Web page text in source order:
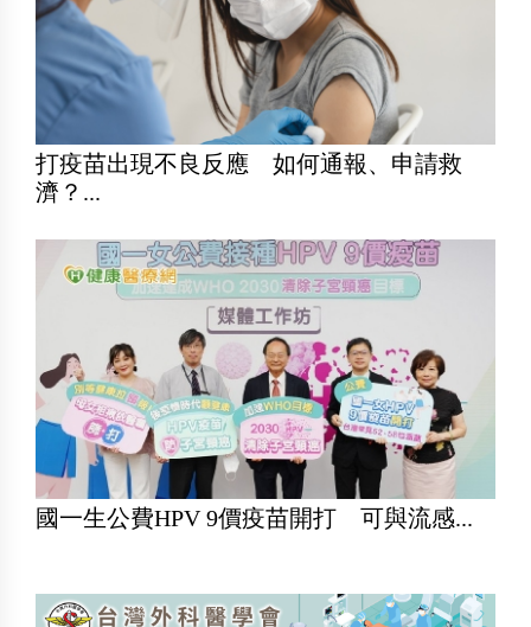
打疫苗出現不良反應 如何通報、申請救
濟？...
國一生公費HPV 9價疫苗開打 可與流感...